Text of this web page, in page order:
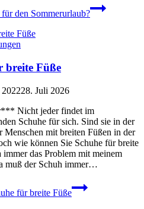
für den Sommerurlaub?
breite Füße
28. Juli 2026
Nicht jeder findet im
Schuhe für sich. Sind sie in der
mit breiten Füßen in der
wie können Sie Schuhe für breite
das Problem mit meinem
muß der Schuh immer…
für breite Füße